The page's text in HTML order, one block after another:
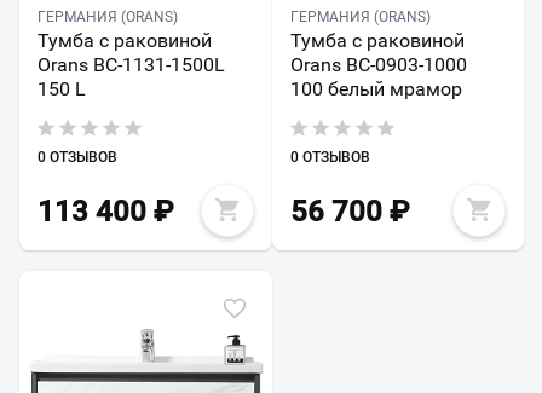
ГЕРМАНИЯ (ORANS)
Тумба с раковиной
Orans BC-1131-1500L
150 L
0 ОТЗЫВОВ
113 400 ₽
ГЕРМАНИЯ (ORANS)
Тумба с раковиной
Orans BC-0903-1000
100 белый мрамор
0 ОТЗЫВОВ
56 700₽